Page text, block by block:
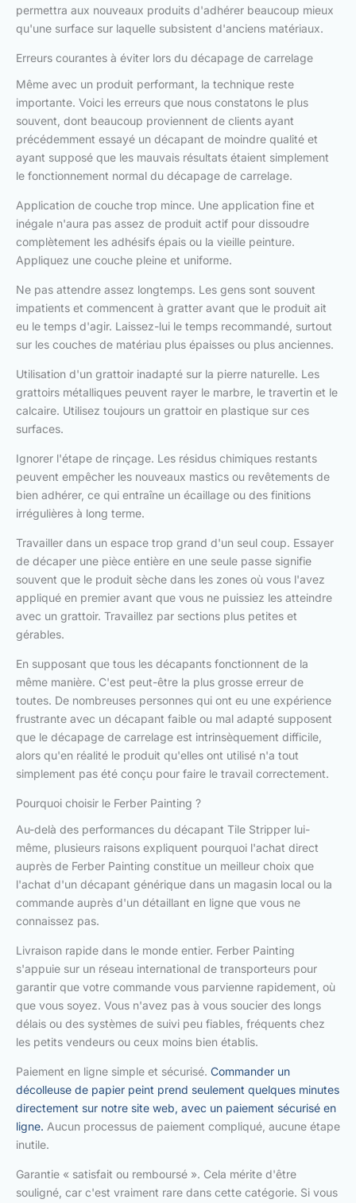
permettra aux nouveaux produits d'adhérer beaucoup mieux
qu'une surface sur laquelle subsistent d'anciens matériaux.
Erreurs courantes à éviter lors du décapage de carrelage
Même avec un produit performant, la technique reste
importante. Voici les erreurs que nous constatons le plus
souvent, dont beaucoup proviennent de clients ayant
précédemment essayé un décapant de moindre qualité et
ayant supposé que les mauvais résultats étaient simplement
le fonctionnement normal du décapage de carrelage.
Application de couche trop mince. Une application fine et
inégale n'aura pas assez de produit actif pour dissoudre
complètement les adhésifs épais ou la vieille peinture.
Appliquez une couche pleine et uniforme.
Ne pas attendre assez longtemps. Les gens sont souvent
impatients et commencent à gratter avant que le produit ait
eu le temps d'agir. Laissez-lui le temps recommandé, surtout
sur les couches de matériau plus épaisses ou plus anciennes.
Utilisation d'un grattoir inadapté sur la pierre naturelle. Les
grattoirs métalliques peuvent rayer le marbre, le travertin et le
calcaire. Utilisez toujours un grattoir en plastique sur ces
surfaces.
Ignorer l'étape de rinçage. Les résidus chimiques restants
peuvent empêcher les nouveaux mastics ou revêtements de
bien adhérer, ce qui entraîne un écaillage ou des finitions
irrégulières à long terme.
Travailler dans un espace trop grand d'un seul coup. Essayer
de décaper une pièce entière en une seule passe signifie
souvent que le produit sèche dans les zones où vous l'avez
appliqué en premier avant que vous ne puissiez les atteindre
avec un grattoir. Travaillez par sections plus petites et
gérables.
En supposant que tous les décapants fonctionnent de la
même manière. C'est peut-être la plus grosse erreur de
toutes. De nombreuses personnes qui ont eu une expérience
frustrante avec un décapant faible ou mal adapté supposent
que le décapage de carrelage est intrinsèquement difficile,
alors qu'en réalité le produit qu'elles ont utilisé n'a tout
simplement pas été conçu pour faire le travail correctement.
Pourquoi choisir le Ferber Painting ?
Au-delà des performances du décapant Tile Stripper lui-
même, plusieurs raisons expliquent pourquoi l'achat direct
auprès de Ferber Painting constitue un meilleur choix que
l'achat d'un décapant générique dans un magasin local ou la
commande auprès d'un détaillant en ligne que vous ne
connaissez pas.
Livraison rapide dans le monde entier. Ferber Painting
s'appuie sur un réseau international de transporteurs pour
garantir que votre commande vous parvienne rapidement, où
que vous soyez. Vous n'avez pas à vous soucier des longs
délais ou des systèmes de suivi peu fiables, fréquents chez
les petits vendeurs ou ceux moins bien établis.
Paiement en ligne simple et sécurisé. Commander un
décolleuse de papier peint prend seulement quelques minutes
directement sur notre site web, avec un paiement sécurisé en
ligne. Aucun processus de paiement compliqué, aucune étape
inutile.
Garantie « satisfait ou remboursé ». Cela mérite d'être
souligné, car c'est vraiment rare dans cette catégorie. Si vous